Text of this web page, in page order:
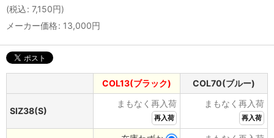
(税込: 7,150円)
メーカー価格: 13,000円
COL13(ブラック) COL70(ブルー)
SIZ38(S)
まもなく再入荷
再入荷
まもなく再入荷
再入荷